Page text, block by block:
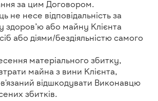
за цим Договором.
не несе відповідальність за
здоров’ю або майну Клієнта
або діями/бездіяльністю самого
матеріального збитку,
майна з вини Клієнта,
відшкодувати Виконавцю
збитків.